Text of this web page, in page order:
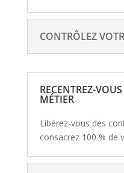
CONTRÔLEZ
RECENTREZ-
MÉTIER
Libérez-vous des
consacrez 100 % de